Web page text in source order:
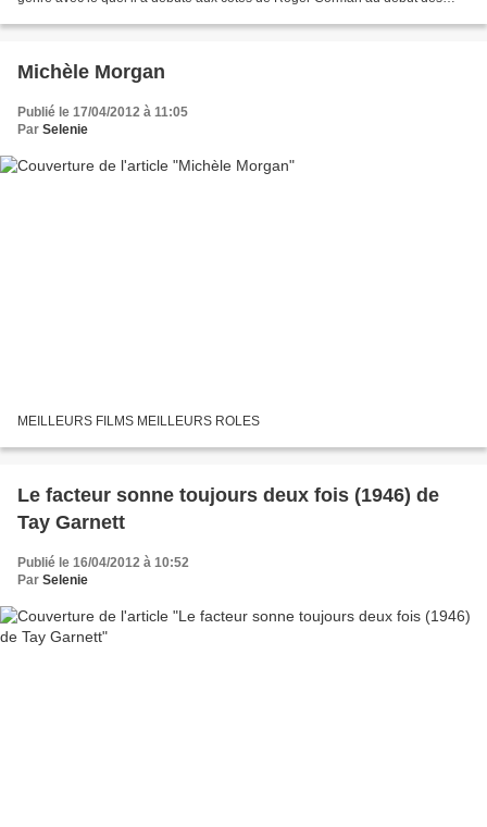
Michèle Morgan
Publié le 17/04/2012 à 11:05
Par Selenie
MEILLEURS FILMS MEILLEURS ROLES
Le facteur sonne toujours deux fois (1946) de
Tay Garnett
Publié le 16/04/2012 à 10:52
Par Selenie